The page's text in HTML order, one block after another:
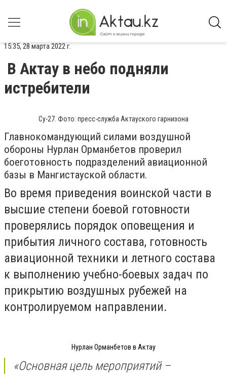
15:35, 28 марта 2022 г.
В Актау в небо подняли
истребители
Су-27. Фото: пресс-служба Актауского гарнизона
Главнокомандующий силами воздушной
обороны Нурлан Орманбетов проверил
боеготовность подразделений авиационной
базы в Мангистауской области.
Во время приведения воинской части в
высшие степени боевой готовности
проверялись порядок оповещения и
прибытия личного состава, готовность
авиационной техники и летного состава
к выполнению учебно-боевых задач по
прикрытию воздушных рубежей на
контролируемом направлении.
Нурлан Орманбетов в Актау
«Основная цель мероприятий –